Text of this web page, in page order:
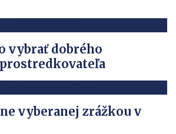
vybrať dobrého
vyberanej zrážkou v